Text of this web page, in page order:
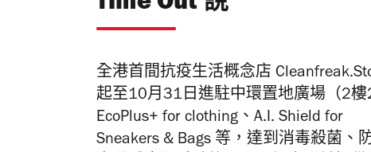
全港首間抗疫生活概念店
起至10月31日進駐中環置地廣場（2
EcoPlus+ for clothing、A.I. Shield for
Sneakers & Bags 等，達到消毒殺菌